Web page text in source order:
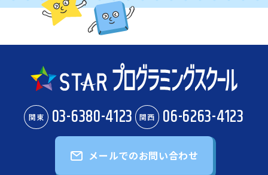
関東 03-6380-4123 関西 06-6263-4123
メールでのお問い合わせ